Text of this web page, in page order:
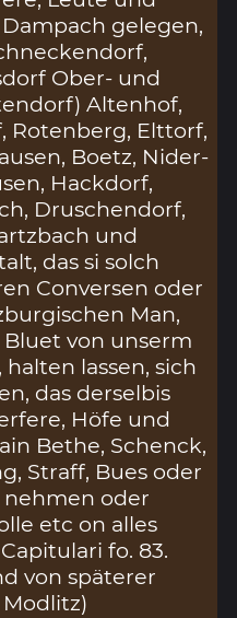
gelegen,
Ober- und
Altenhof,
Rotenberg, Elttorf,
Boetz, Nider-
Hackdorf,
Druschendorf,
und
das si solch
Conversen oder
Man,
von unserm
lassen, sich
das derselbis
Höfe und
Bethe, Schenck,
Straff, Bues oder
oder
etc on alles
fo. 83.
von späterer
Modlitz)